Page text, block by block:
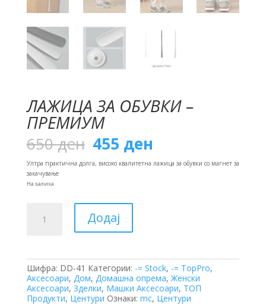
ЛАЖИЦА ЗА ОБУВКИ –
ПРЕМИУМ
650ден Original
price
was:
650 ден.
455 ден
is:455 ден.
Ултра практична долга, високо квалитетна лажица за обувки со магнет за
закачување
На залиха
количина
Додај
Шифра: DD-41 Категории: -= Stock, -= TopPro,
Аксесоари, Дом, Домашна опрема,Женски
Аксесоари, Зделки, Машки Аксесоари, ТОП
Продукти, Центури Ознаки: mc, Центури